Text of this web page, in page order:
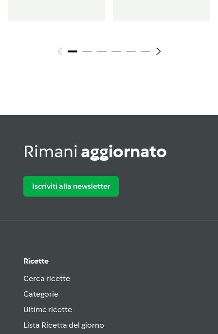
Rimani aggiornato
Iscriviti alla newsletter
Ricette
Cerca ricette
Categorie
Ultime ricette
Lista Ricetta del giorno